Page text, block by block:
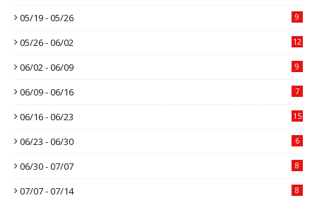
05/19 - 05/26 9
05/26 - 06/02 12
06/02 - 06/09 9
06/09 - 06/16 7
06/16 - 06/23 15
06/23 - 06/30 6
06/30 - 07/07 8
07/07 - 07/14 8